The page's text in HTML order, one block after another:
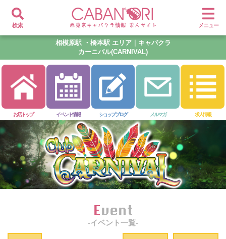
検索 メニュー
相模原駅 ・橋本駅 エリア｜キャバクラ
カーニバル(CARNIVAL)
お店トップ イベント情報 ショップブログ メルマガ 求人情報
Event
-イベント一覧-